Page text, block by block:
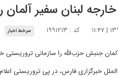
لبنان سفیر آلمان
کد : ۱۹۹۱۲۱۳ سرخط اخبار
جنبش حزب‌الله را سازمانی تروریستی
خبرگزاری فارس، در پی تروریستی